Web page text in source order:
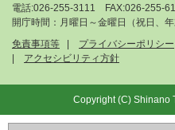
電話:026-255-3111 FAX:026-255-
開庁時間：月曜日～金曜日（祝日、
免責事項等
プライバシーポリシー
アクセシビリティ方針
Copyright (C) Shinano